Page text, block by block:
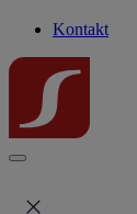
Kontakt